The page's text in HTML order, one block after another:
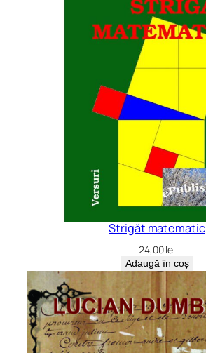
Strigăt matematic
24,00lei
Adaugă în coș